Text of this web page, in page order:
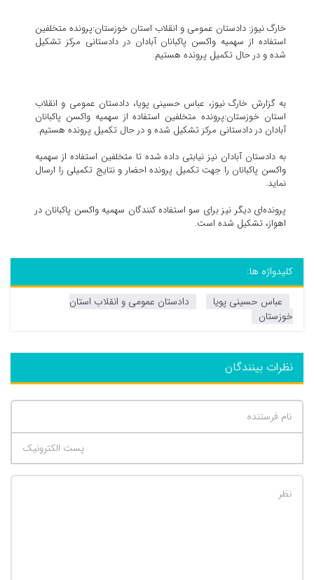
خارگ نیوز: دادستان عمومی و انقلاب استان خوزستان:پرونده متخلفین
استفاده از سهمیه واکسن پاکبانان آبادان در دادستانی مرکز تشکیل
شده و در حال تکمیل پرونده هستیم.
به گزارش خارگ نیوز، عباس حسینی پویا، دادستان عمومی و انقلاب
استان خوزستان:پرونده متخلفین استفاده از سهمیه واکسن پاکبانان
آبادان در دادستانی مرکز تشکیل شده و در حال تکمیل پرونده هستیم.
به دادستان آبادان نیز نیابتی داده شده تا متخلفین استفاده از سهمیه
واکسن پاکبانان را جهت تکمیل پرونده احضار و نتایج تکمیلی را ارسال
نماید.
پرونده‌ای دیگر نیز برای سو استفاده کنندگان سهمیه واکسن پاکبانان در
اهواز، تشکیل شده است.
کلیدواژه ها:
عباس حسینی پویا
دادستان عمومی و انقلاب استان
خوزستان
نظرات بینندگان